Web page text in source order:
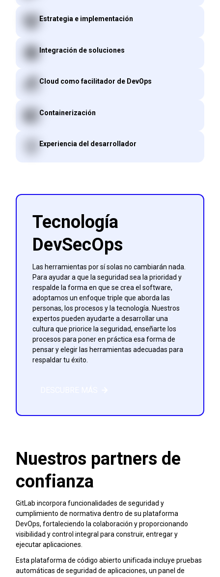
Estrategia e implementación
Integración de soluciones
Cloud como facilitador de DevOps
Containerización
Experiencia del desarrollador
Tecnología
DevSecOps
Las herramientas por sí solas no cambiarán nada.
Para ayudar a que la seguridad sea la prioridad y
respalde la forma en que se crea el software,
adoptamos un enfoque triple que aborda las
personas, los procesos y la tecnología. Nuestros
expertos pueden ayudarte a desarrollar una
cultura que priorice la seguridad, enseñarte los
procesos para poner en práctica esa forma de
pensar y elegir las herramientas adecuadas para
respaldar tu éxito.
Nuestros partners de
confianza
GitLab incorpora funcionalidades de seguridad y
cumplimiento de normativa dentro de su plataforma
DevOps, fortaleciendo la colaboración y proporcionando
visibilidad y control integral para construir, entregar y
ejecutar aplicaciones.
Esta plataforma de código abierto unificada incluye pruebas
automáticas de seguridad de aplicaciones, un panel de